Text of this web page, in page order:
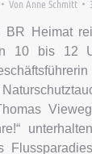
Von Anne Schmitt
BR Heimat
10 bis 12